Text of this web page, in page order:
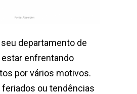
departamento de
enfrentando
por vários motivos.
feriados ou tendências